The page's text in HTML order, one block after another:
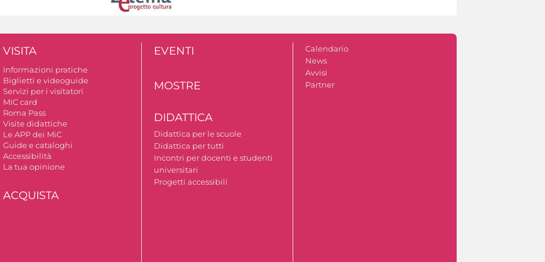
VISITA
Informazioni pratiche
Biglietti e videoguide
Servizi per i visitatori
MIC card
Roma Pass
Visite didattiche
Le APP dei MiC
Guide e cataloghi
Accessibilità
La tua opinione
ACQUISTA
EVENTI
MOSTRE
DIDATTICA
Didattica per le scuole
Didattica per tutti
Incontri per docenti e studenti
universitari
Progetti accessibili
Calendario
News
Avvisi
Partner